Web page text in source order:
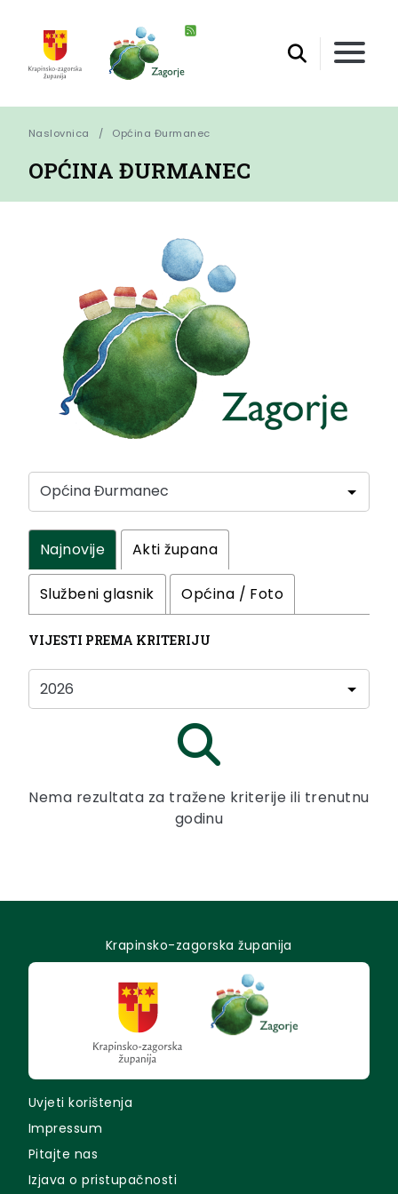
Naslovnica Općina Đurmanec
OPĆINA ĐURMANEC
Najnovije Akti župana
Službeni glasnik Općina / Foto
VIJESTI PREMA KRITERIJU
Nema rezultata za tražene kriterije ili trenutnu
godinu
Krapinsko-zagorska županija
Uvjeti korištenja
Impressum
Pitajte nas
Izjava o pristupačnosti